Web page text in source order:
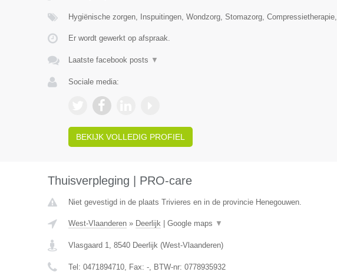
Hygiënische zorgen, Inspuitingen, Wondzorg, Stomazorg, Compressietherapie,
Er wordt gewerkt op afspraak.
Laatste facebook posts ▼
Sociale media:
BEKIJK VOLLEDIG PROFIEL
Thuisverpleging | PRO-care
Niet gevestigd in de plaats Trivieres en in de provincie Henegouwen.
West-Vlaanderen» Deerlijk| Google maps ▼
Vlasgaard 1, 8540 Deerlijk(West-Vlaanderen)
Tel: 0471894710, Fax: -, BTW-nr: 0778935932